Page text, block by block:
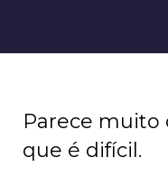
Parece muito
que é difícil.